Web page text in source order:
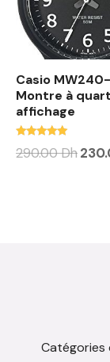
Casio MW240-
Montre à
affichage
4.88
290.00Dh